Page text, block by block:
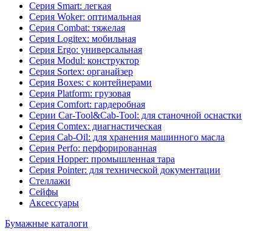
Серия Smart: легкая
Серия Woker: оптимальная
Серия Combat: тяжелая
Серия Logitex: мобильная
Серия Ergo: универсальная
Серия Modul: конструктор
Серия Sortex: органайзер
Серия Boxes: с контейнерами
Серия Platform: грузовая
Серия Comfort: гардеробная
Серии Car-Tool&Cab-Tool: для станочной оснастки
Серия Comtex: диагнастическая
Серия Cab-Oil: для хранения машинного масла
Серия Perfo: перфорированная
Серия Hopper: промышленная тара
Серия Pointer: для технической документации
Стеллажи
Сейфы
Аксессуары
Бумажные каталоги